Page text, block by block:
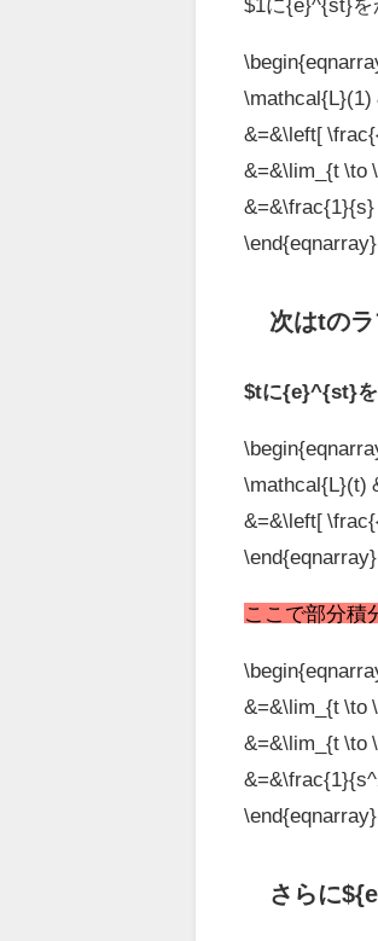
&=&\left[
&=&\lim_{t \to
&=&\frac{1}{s}
\end{eqnarray}
次はtの
$tに{e}^{st}
\mathcal{L}(t)
&=&\left[
\end{eqnarray}
ここで部分積
&=&\lim_{t \to
&=&\lim_{t \to
\end{eqnarray}
さらに